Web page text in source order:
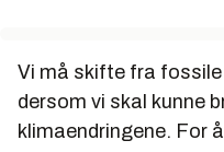
Vi må skifte fra
dersom vi skal kunne
klimaendringene. For